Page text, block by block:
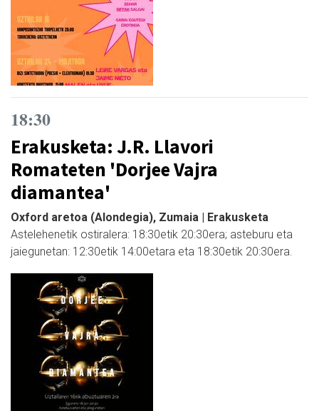
18:30
Erakusketa: J.R. Llavori
Romateten 'Dorjee Vajra
diamantea'
Oxford aretoa (Alondegia), Zumaia | Erakusketa
Astelehenetik ostiralera: 18:30etik 20:30era; asteburu eta
jaiegunetan: 12:30etik 14:00etara eta 18:30etik 20:30era.